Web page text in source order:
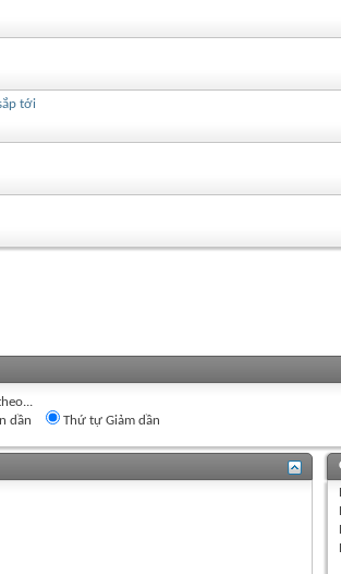
tới
dần
Thứ tự Giảm dần